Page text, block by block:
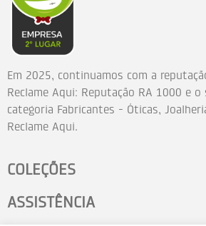
Em 2025, continuamos com a
Reclame Aqui: Reputação RA 1000 e
categoria Fabricantes - Óticas,
Reclame Aqui.
COLEÇÕES
ASSISTÊNCIA